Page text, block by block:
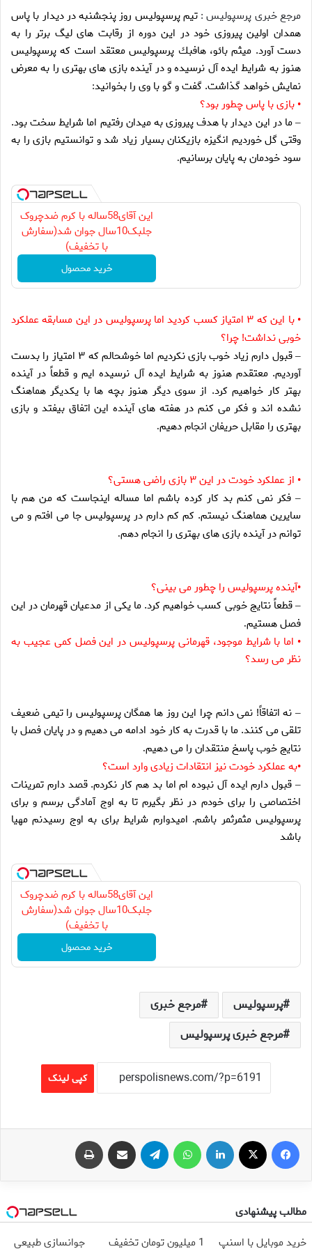
مرجع خبری پرسپولیس : تيم پرسپوليس روز پنجشنبه در ديدار با پاس
همدان اولين پيروزى خود در اين دوره از رقابت هاى ليگ برتر را به
دست آورد. ميثم بائو، هافبك پرسپوليس معتقد است كه پرسپوليس
هنوز به شرايط ايده آل نرسيده و در آينده بازى هاى بهترى را به معرض
نمايش خواهد گذاشت. گفت و گو با وى را بخوانيد:
• بازى با پاس چطور بود؟
–ما در اين ديدار با هدف پيروزى به ميدان رفتيم اما شرايط سخت بود.
وقتى گل خورديم انگيزه بازيكنان بسيار زياد شد و توانستيم بازى را به
سود خودمان به پايان برسانيم.
این آقای58ساله با کرم ضدچروک
جلبک10سال جوان شد(سفارش
با تخفیف)
خرید محصول
•
با اين كه ۳ امتياز كسب كرديد اما پرسپوليس در اين مسابقه عملكرد
خوبى نداشت! چرا؟
–
قبول دارم زياد خوب بازى نكرديم اما خوشحالم كه ۳ امتياز را بدست
آورديم. معتقدم هنوز به شرايط ايده آل نرسيده ايم و قطعاً در آينده
بهتر كار خواهيم كرد. از سوى ديگر هنوز بچه ها با يكديگر هماهنگ
نشده اند و فكر مى كنم در هفته هاى آينده اين اتفاق بيفتد و بازى
بهترى را مقابل حريفان انجام دهيم.
• از عملكرد خودت در اين ۳ بازى راضى هستى؟
–فكر نمى كنم بد كار كرده باشم اما مساله اينجاست كه من هم با
سايرين هماهنگ نيستم. كم كم دارم در پرسپوليس جا مى افتم و مى
توانم در آينده بازى هاى بهترى را انجام دهم.
•آينده پرسپوليس را چطور مى بينى؟
–قطعاً نتايج خوبى كسب خواهيم كرد. ما يكى از مدعيان قهرمان در اين
فصل هستيم.
• اما با شرايط موجود، قهرمانى پرسپوليس در اين فصل كمى عجيب به
نظر مى رسد؟
– نه اتفاقاً! نمى دانم چرا اين روز ها همگان پرسپوليس را تيمى ضعيف
تلقى مى كنند. ما با قدرت به كار خود ادامه مى دهيم و در پايان فصل با
نتايج خوب پاسخ منتقدان را مى دهيم.
•به عملكرد خودت نيز انتقادات زيادى وارد است؟
– قبول دارم ايده آل نبوده ام اما بد هم كار نكردم. قصد دارم تمرينات
اختصاصى را براى خودم در نظر بگيرم تا به اوج آمادگى برسم و براى
پرسپوليس مثمرثمر باشم. اميدوارم شرايط براى به اوج رسيدنم مهيا
باشد
این آقای58ساله با کرم ضدچروک
جلبک10سال جوان شد(سفارش
با تخفیف)
خرید محصول
پرسپولیس
مرجع خبری
مرجع خبری پرسپولیس
کپی لینک
فیس بوک لینکدین تلگرام اشتراک گذاری از طریق ایمیل
مطالب پیشنهادی
خرید موبایل با اسنپ
1 میلیون تومان تخفیف جوانسازی طبیعی